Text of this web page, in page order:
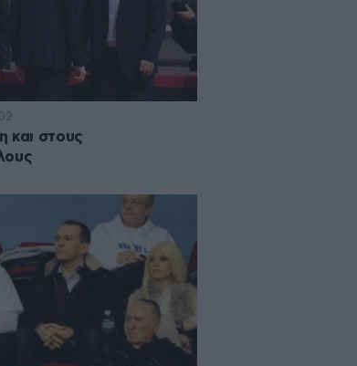
και στους